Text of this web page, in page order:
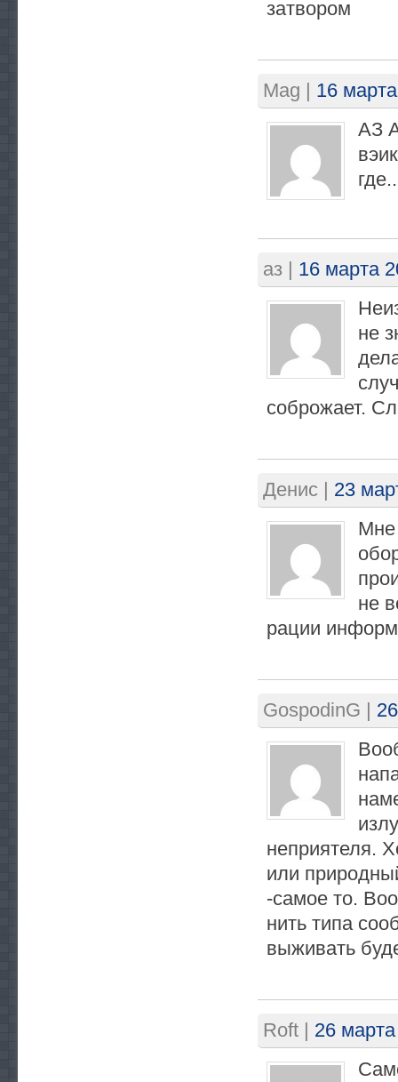
затвором
Mag | 16
АЗ
аз | 16 марта
не
соброжает.
Денис | 23
Мне
не
рации
GospodinG |
неприятеля.
или
-самое то.
нить типа
выживать
Roft | 26